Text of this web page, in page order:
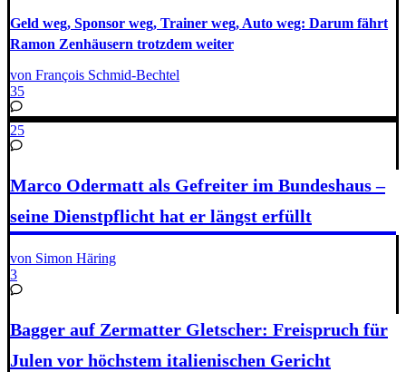
Geld weg, Sponsor weg, Trainer weg, Auto weg: Darum fährt
Ramon Zenhäusern trotzdem weiter
von François Schmid-Bechtel
35
25
Marco Odermatt als Gefreiter im Bundeshaus –
seine Dienstpflicht hat er längst erfüllt
von Simon Häring
3
Bagger auf Zermatter Gletscher: Freispruch für
Julen vor höchstem italienischen Gericht